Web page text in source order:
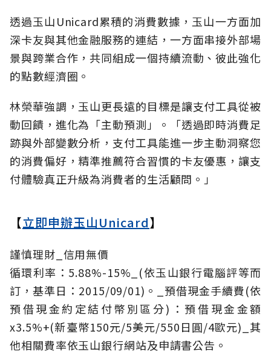
透過玉山Unicard累積的消費數據，玉山一方面加
深卡友與其他金融服務的連結，一方面串接外部場
景與跨業合作，共同組成一個持續流動、彼此強化
的點數經濟圈。
林榮華強調，玉山更長遠的目標是讓支付工具從被
動回饋，進化為「主動預測」。「透過即時消費足
跡與外部變數分析，支付工具能進一步主動洞察您
的消費偏好，精準推薦符合習慣的卡友優惠，讓支
付體驗真正升級為消費者的生活顧問。」
【立即申辦玉山Unicard】
謹慎理財_信用無價
循環利率：5.88%-15%_(依玉山銀行電腦評等而
訂，基準日：2015/09/01)。_預借現金手續費(依
預借現金約定結付幣別區分)：預借現金金額
x3.5%+(新臺幣150元/5美元/550日圓/4歐元)_其
他相關費率依玉山銀行網站及申請書公告。